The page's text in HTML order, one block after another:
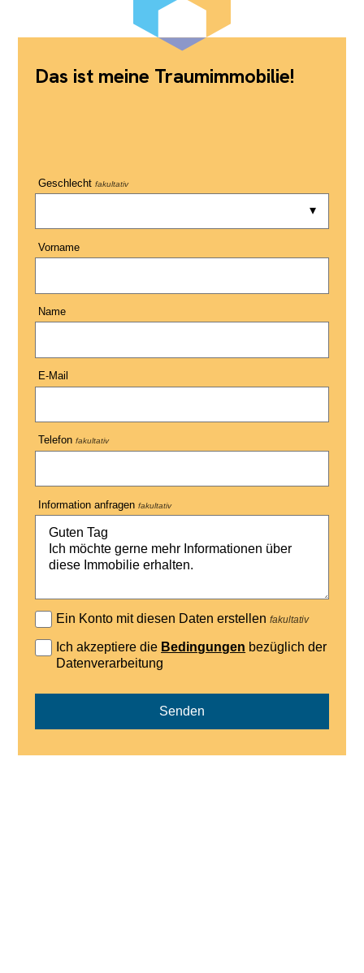
Das ist meine Traumimmobilie!
Geschlecht fakultativ
Vorname
Name
E-Mail
Telefon fakultativ
Information anfragen fakultativ
Ein Konto mit diesen Daten erstellenfakultativ
Ich akzeptiere die Bedingungen bezüglich der
Datenverarbeitung
Senden